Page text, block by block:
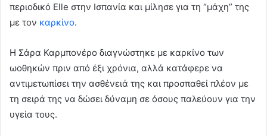
περιοδικό Elle στην Ισπανία και μίλησε για τη “μάχη” της
με τον καρκίνο.
Η Σάρα Καρμπονέρο διαγνώστηκε με καρκίνο των
ωοθηκών πριν από έξι χρόνια, αλλά κατάφερε να
αντιμετωπίσει την ασθένειά της και προσπαθεί πλέον με
τη σειρά της να δώσει δύναμη σε όσους παλεύουν για την
υγεία τους.